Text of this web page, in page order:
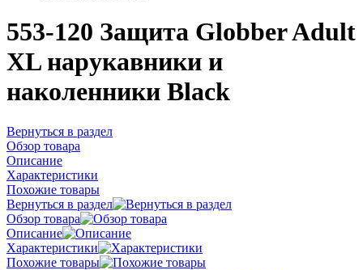
553-120 Защита Globber Adult
XL нарукавники и
наколенники Black
Вернуться в раздел
Обзор товара
Описание
Характеристики
Похожие товары
Вернуться в раздел
Обзор товара
Описание
Характеристики
Похожие товары